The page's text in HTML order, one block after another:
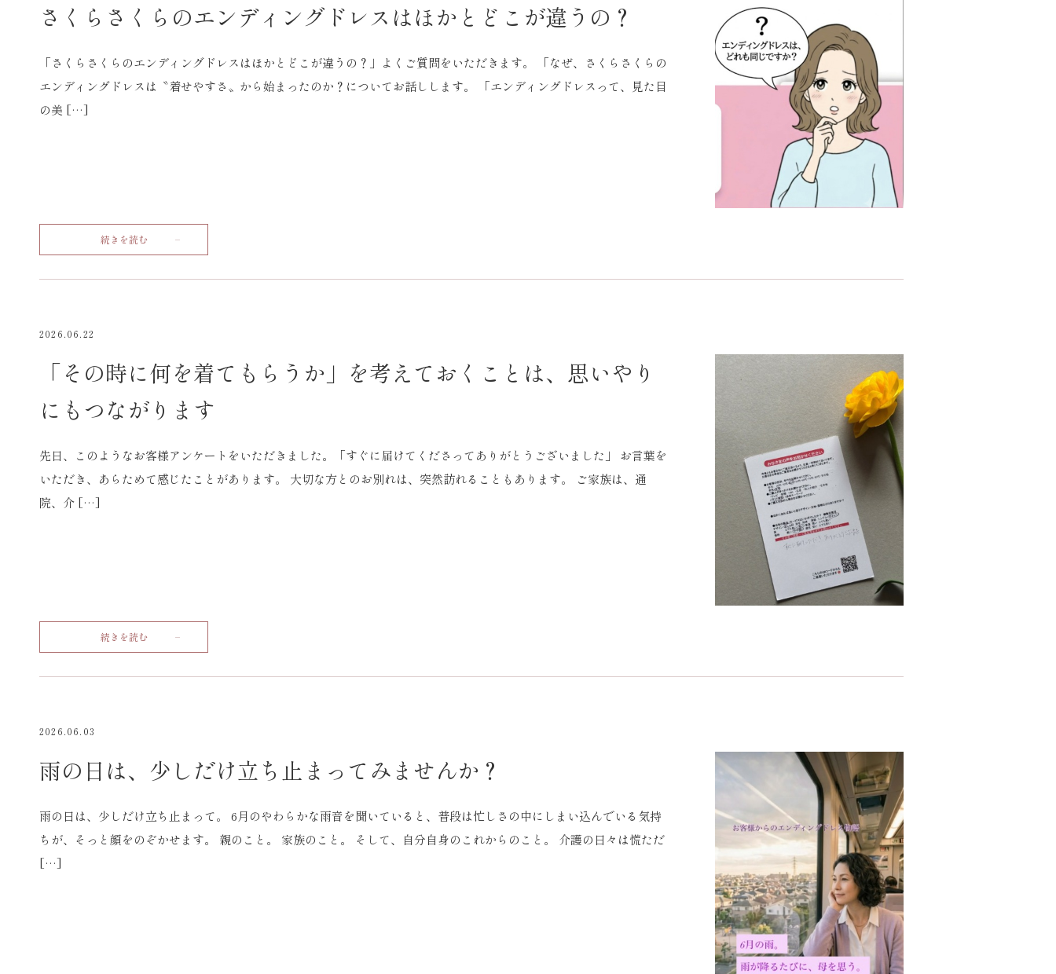
さくらさくらのエンディングドレスはほかとどこが違うの？
「さくらさくらのエンディングドレスはほかとどこが違うの？」よくご質問をいただきます。 「なぜ、さくらさくらの
エンディングドレスは〝着せやすさ〟から始まったのか？についてお話しします。 「エンディングドレスって、見た目
の美 […]
続きを読む
2026.06.22
「その時に何を着てもらうか」を考えておくことは、思いやり
にもつながります
先日、このようなお客様アンケートをいただきました。「すぐに届けてくださってありがとうございました」 お言葉を
いただき、あらためて感じたことがあります。 大切な方とのお別れは、突然訪れることもあります。 ご家族は、通
院、介 […]
続きを読む
2026.06.03
雨の日は、少しだけ立ち止まってみませんか？
雨の日は、少しだけ立ち止まって。 6月のやわらかな雨音を聞いていると、普段は忙しさの中にしまい込んでいる気持
ちが、そっと顔をのぞかせます。 親のこと。 家族のこと。 そして、自分自身のこれからのこと。 介護の日々は慌ただ
[…]